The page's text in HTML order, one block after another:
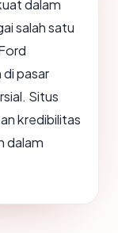
dalam
salah satu
pasar
Situs
kredibilitas
dalam